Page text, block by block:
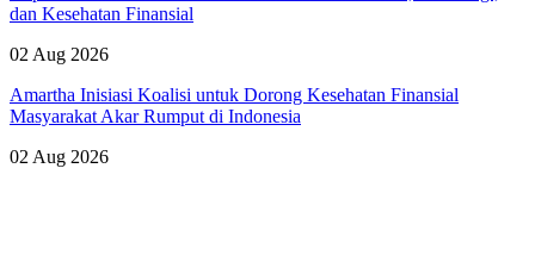
dan Kesehatan Finansial
02 Aug 2026
Amartha Inisiasi Koalisi untuk Dorong Kesehatan Finansial
Masyarakat Akar Rumput di Indonesia
02 Aug 2026